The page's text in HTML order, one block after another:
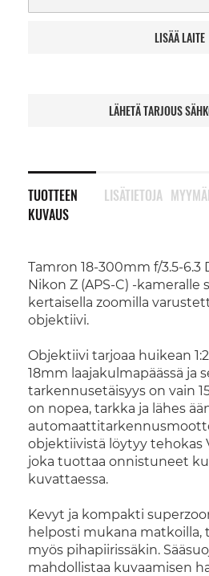
LISÄÄ LAITE
LÄHETÄ TARJOUS
TUOTTEEN
KUVAUS
Tamron 18-300mm f/3.5-6.3
Nikon Z (APS-C) -kameralle
kertaisella zoomilla
objektiivi.
Objektiivi tarjoaa huikean
18mm laajakulmapäässä ja
tarkennusetäisyys on vain
on nopea, tarkka ja lähes
objektiivistä löytyy tehokas
joka tuottaa onnistuneet
kuvattaessa.
Kevyt ja kompakti
helposti mukana matkoilla,
myös pihapiirissäkin.
mahdollistaa kuvaamisen
LISÄTIETOJA